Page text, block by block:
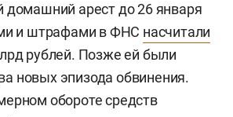
домашний арест до 26 января
и штрафами в ФНС насчитали
рублей. Позже ей были
новых эпизода обвинения.
обороте средств